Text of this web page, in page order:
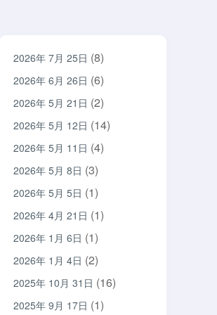
2026年 7月 25日 (8)
2026年 6月 26日 (6)
2026年 5月 21日 (2)
2026年 5月 12日 (14)
2026年 5月 11日 (4)
2026年 5月 8日 (3)
2026年 5月 5日 (1)
2026年 4月 21日 (1)
2026年 1月 6日 (1)
2026年 1月 4日 (2)
2025年 10月 31日 (16)
2025年 9月 17日 (1)